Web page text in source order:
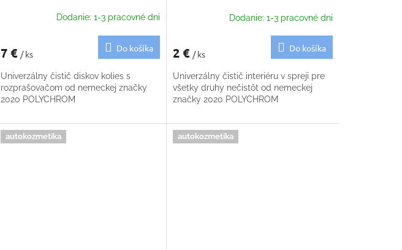
Dodanie: 1-3 pracovné dni
7 € / ks
Do košíka
Univerzálny čistič diskov kolies s
rozprašovačom od nemeckej značky
2020 POLYCHROM
Dodanie: 1-3 pracovné dni
2 € / ks
Do košíka
Univerzálny čistič interiéru v spreji pre
všetky druhy nečistôt od nemeckej
značky 2020 POLYCHROM
autokozmetika autokozmetika